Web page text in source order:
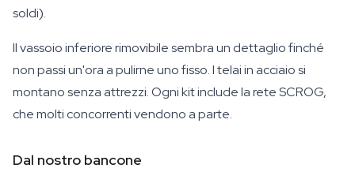
soldi).
Il vassoio inferiore rimovibile sembra un dettaglio finché
non passi un'ora a pulirne uno fisso. I telai in acciaio si
montano senza attrezzi. Ogni kit include la rete SCROG,
che molti concorrenti vendono a parte.
Dal nostro bancone